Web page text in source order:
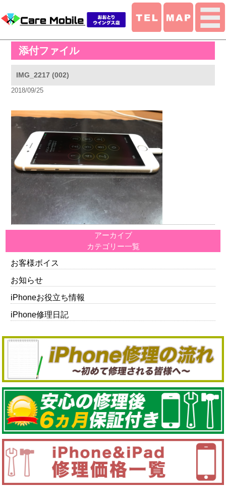
添付ファイル
IMG_2217 (002)
2018/09/25
アーカイブ
カテゴリー一覧
お客様ボイス
お知らせ
iPhoneお役立ち情報
iPhone修理日記